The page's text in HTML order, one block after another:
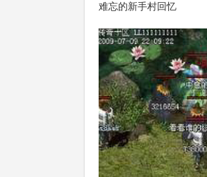
难忘的新手村回忆